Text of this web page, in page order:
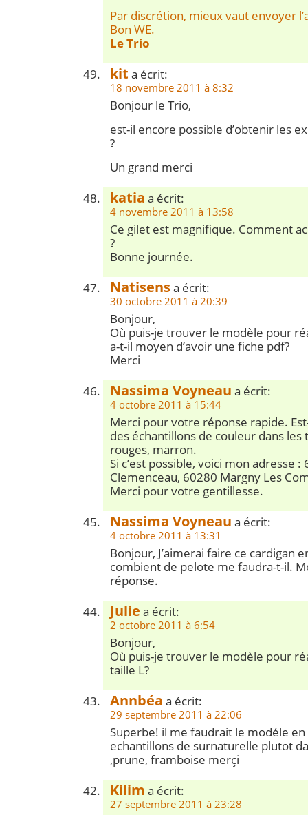
Par discrétion, mieux vaut envoyer
Bon WE.
Le Trio
kit a écrit:
18 novembre 2011 à 8:32
Bonjour le Trio,
est-il encore possible d’obtenir les
?
Un grand merci
katia a écrit:
4 novembre 2011 à 13:58
Ce gilet est magnifique. Comment
?
Bonne journée.
Natisensa écrit:
30 octobre 2011 à 20:39
Bonjour,
Où puis-je trouver le modèle pour
a-t-il moyen d’avoir une fiche pdf?
Merci
Nassima Voyneau a écrit:
4 octobre 2011 à 15:44
Merci pour votre réponse rapide.
des échantillons de couleur dans
rouges, marron.
Si c’est possible, voici mon adresse
Clemenceau, 60280 Margny Les
Merci pour votre gentillesse.
Nassima Voyneau a écrit:
4 octobre 2011 à 13:31
Bonjour, J’aimerai faire ce cardigan
combient de pelote me faudra-t-il.
réponse.
Julie a écrit:
2 octobre 2011 à 6:54
Bonjour,
Où puis-je trouver le modèle pour
taille L?
Annbéa a écrit:
29 septembre 2011 à 22:06
Superbe! il me faudrait le modéle
echantillons de surnaturelle plutot
,prune, framboise merçi
Kilim a écrit:
27 septembre 2011 à 23:28